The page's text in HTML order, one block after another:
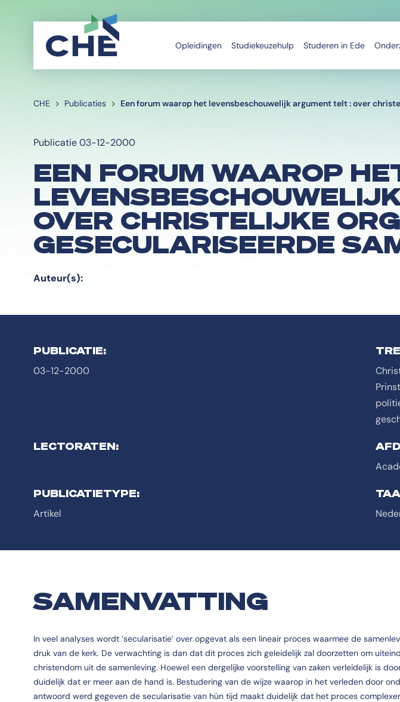
Opleidingen Studiekeuzehulp Studeren in Ede
CHE Publicaties Een forum waarop het levensbeschouwelijk argument telt : over
Publicatie 03-12-2000
EEN FORUM WAAROP
OVER CHRISTELIJKE
GESECULARISEERDE
Auteur(s):
PUBLICATIE:
03-12-2000
LECTORATEN:
PUBLICATIETYPE:
Artikel
SAMENVATTING
In veel analyses wordt ‘secularisatie’ over opgevat als een lineair proces waarmee de
druk van de kerk. De verwachting is dan dat dit proces zich geleidelijk zal doorzetten om
christendom uit de samenleving. Hoewel een dergelijke voorstelling van zaken verleidelijk is
duidelijk dat er meer aan de hand is. Bestudering van de wijze waarop in het verleden door
antwoord werd gegeven de secularisatie van hùn tijd maakt duidelijk dat het proces